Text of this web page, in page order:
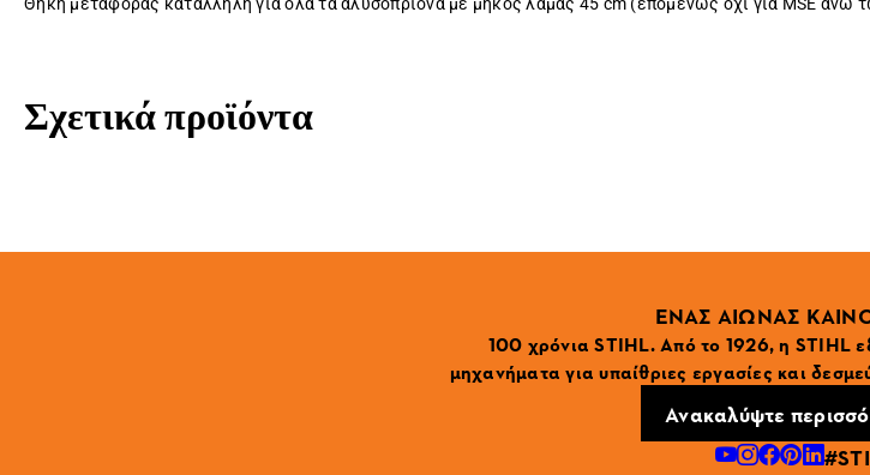
Σχετικά προϊόντα
ΕΝΑΣ ΑΙΩΝΑΣ
100 χρόνια STIHL. Από το 1926, η STIHL
μηχανήματα για υπαίθριες εργασίες και
Ανακαλύψτε